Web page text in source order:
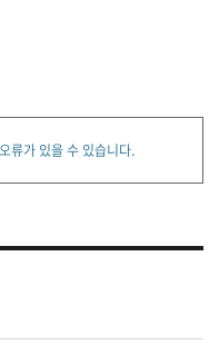
류가 있을 수 있습니다.